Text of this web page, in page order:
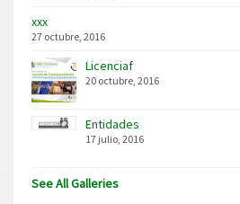
xxx
27 octubre, 2016
Licenciaf
20 octubre, 2016
Entidades
17 julio, 2016
See All Galleries